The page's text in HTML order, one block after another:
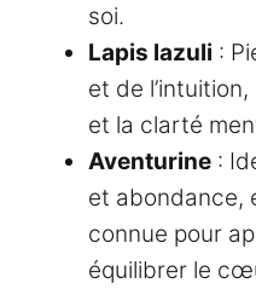
soi.
Lapis lazuli :
et de
et la clarté
Aventurine :
et abondance,
connue pour
équilibrer le